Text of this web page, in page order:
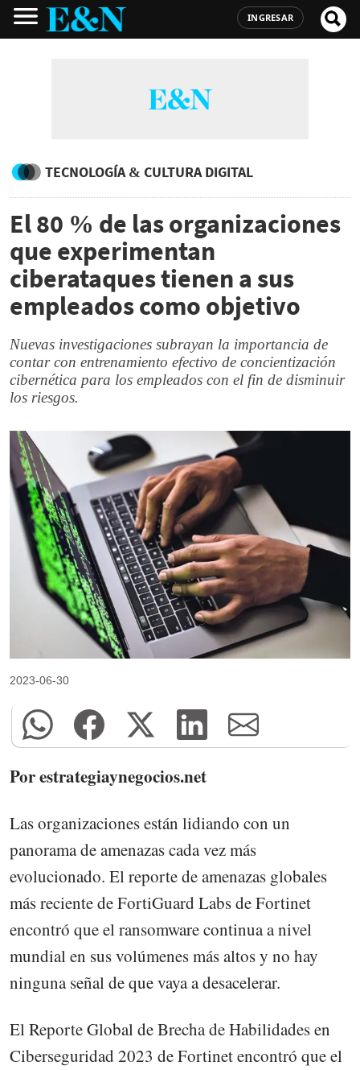
INGRESAR
TECNOLOGÍA & CULTURA DIGITAL
El 80 % de las organizaciones
que experimentan
ciberataques tienen a sus
empleados como objetivo
Nuevas investigaciones subrayan la importancia de
contar con entrenamiento efectivo de concientización
cibernética para los empleados con el fin de disminuir
los riesgos.
2023-06-30
Por estrategiaynegocios.net
Las organizaciones están lidiando con un
panorama de amenazas cada vez más
evolucionado. El reporte de amenazas globales
más reciente de FortiGuard Labs de Fortinet
encontró que el ransomware continua a nivel
mundial en sus volúmenes más altos y no hay
ninguna señal de que vaya a desacelerar.
El Reporte Global de Brecha de Habilidades en
Ciberseguridad 2023 de Fortinet encontró que el